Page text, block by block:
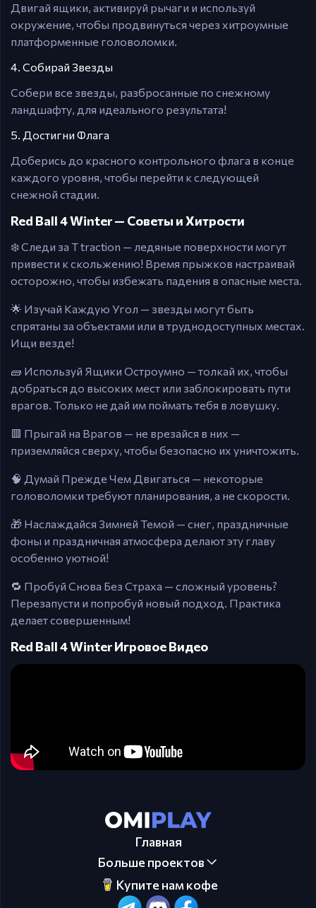
Двигай ящики, активируй рычаги и используй
окружение, чтобы продвинуться через хитроумные
платформенные головоломки.
4. Собирай Звезды
Собери все звезды, разбросанные по снежному
ландшафту, для идеального результата!
5. Достигни Флага
Доберись до красного контрольного флага в конце
каждого уровня, чтобы перейти к следующей
снежной стадии.
Red Ball 4 Winter — Советы и Хитрости
❄️ Следи за Т traction — ледяные поверхности могут
привести к скольжению! Время прыжков настраивай
осторожно, чтобы избежать падения в опасные места.
🌟 Изучай Каждую Угол — звезды могут быть
спрятаны за объектами или в труднодоступных местах.
Ищи везде!
🧱 Используй Ящики Остроумно — толкай их, чтобы
добраться до высоких мест или заблокировать пути
врагов. Только не дай им поймать тебя в ловушку.
🟥 Прыгай на Врагов — не врезайся в них —
приземляйся сверху, чтобы безопасно их уничтожить.
🧠 Думай Прежде Чем Двигаться — некоторые
головоломки требуют планирования, а не скорости.
🎁 Наслаждайся Зимней Темой — снег, праздничные
фоны и праздничная атмосфера делают эту главу
особенно уютной!
🔁 Пробуй Снова Без Страха — сложный уровень?
Перезапусти и попробуй новый подход. Практика
делает совершенным!
Red Ball 4 Winter Игровое Видео
Главная
Больше проектов
Купите нам кофе